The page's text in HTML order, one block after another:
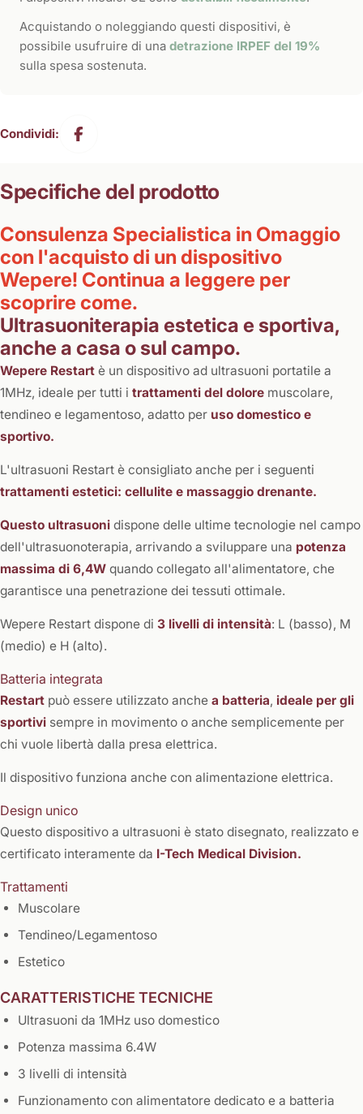
Acquistando o noleggiando questi dispositivi, è
possibile usufruire di una detrazione IRPEF del 19%
sulla spesa sostenuta.
Condividi:
Specifiche del prodotto
Consulenza Specialistica in Omaggio
con l'acquisto di un dispositivo
Wepere! Continua a leggere per
scoprire come.
Ultrasuoniterapia estetica e sportiva,
anche a casa o sul campo.
Wepere Restart è un dispositivo ad ultrasuoni portatile a
1MHz, ideale per tutti i trattamenti del dolore muscolare,
tendineo e legamentoso, adatto per uso domestico e
sportivo.
L'ultrasuoni Restart è consigliato anche per i seguenti
trattamenti estetici: cellulite e massaggio drenante.
Questo ultrasuoni dispone delle ultime tecnologie nel campo
dell'ultrasuonoterapia, arrivando a sviluppare una potenza
massima di 6,4W quando collegato all'alimentatore, che
garantisce una penetrazione dei tessuti ottimale.
Wepere Restart dispone di 3 livelli di intensità: L (basso), M
(medio) e H (alto).
Batteria integrata
Restart può essere utilizzato anche a batteria, ideale per gli
sportivi sempre in movimento o anche semplicemente per
chi vuole libertà dalla presa elettrica.
Il dispositivo funziona anche con alimentazione elettrica.
Design unico
Questo dispositivo a ultrasuoni è stato disegnato, realizzato e
certificato interamente da I-Tech Medical Division.
Trattamenti
Muscolare
Tendineo/Legamentoso
Estetico
CARATTERISTICHE TECNICHE
Ultrasuoni da 1MHz uso domestico
Potenza massima 6.4W
3 livelli di intensità
Funzionamento con alimentatore dedicato e a batteria